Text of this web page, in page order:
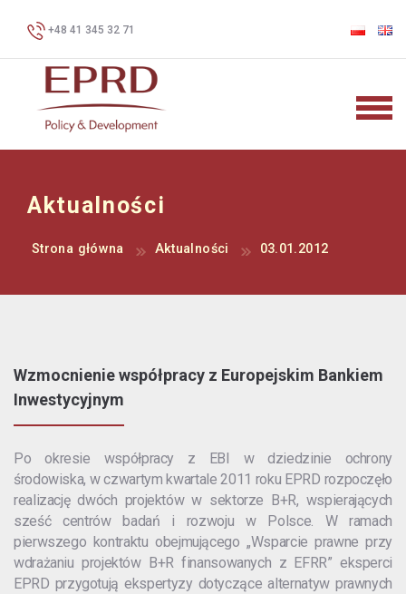
+48 41 345 32 71
Aktualności
Strona główna Aktualności 03.01.2012
Wzmocnienie współpracy z Europejskim Bankiem
Inwestycyjnym
Po okresie współpracy z EBI w dziedzinie ochrony
środowiska, w czwartym kwartale 2011 roku EPRD rozpoczęło
realizację dwóch projektów w sektorze B+R, wspierających
sześć centrów badań i rozwoju w Polsce. W ramach
pierwszego kontraktu obejmującego „Wsparcie prawne przy
wdrażaniu projektów B+R finansowanych z EFRR” eksperci
EPRD przygotują ekspertyzy dotyczące alternatyw prawnych